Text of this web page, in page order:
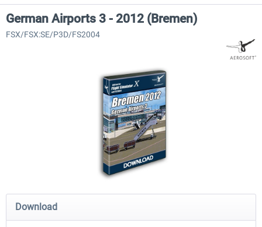
Mega Airport Frankfurt V2.0 Mega Airport Berlin
German Airports 3 - 2012 (Bremen)
FSX/FSX:SE/P3D/FS2004
Download